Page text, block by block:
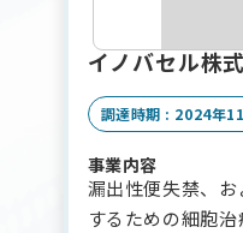
イノバセル株
調達時期 : 2024年
事業内容
漏出性便失禁、
するための細胞